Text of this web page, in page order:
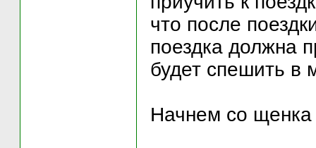
что после
поездка должна
будет спешить в
Начнем со